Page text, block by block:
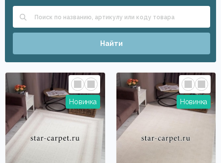
Бельгийские ковры Однотонные ковры
Большие ковры
Современные ковры Ковры Меринос На кухню
Для зала Круглые ковры Молдавские
Для прихожей Бежевые ковры Циновки
Прикроватные коврики Зелёные
Найти